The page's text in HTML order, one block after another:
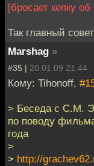
[бросает кепку об
Так главный
Marshag »
#35 | 20.01.09 21:44
Кому: Tihonoff,
> Беседа с С.М.
по поводу
года
>
> http://